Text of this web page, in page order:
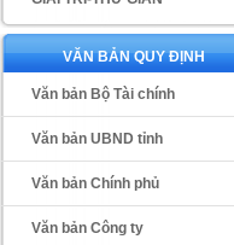
VĂN BẢN QUY ĐỊNH
Văn bản Bộ Tài chính
Văn bản UBND tỉnh
Văn bản Chính phủ
Văn bản Công ty